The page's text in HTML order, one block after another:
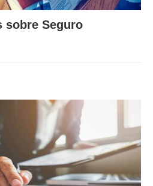
sobre Seguro